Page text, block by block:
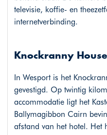
televisie, koffie- en
internetverbinding.
Knockranny
In Wesport is het
gevestigd. Op twintig
accommodatie ligt het
Ballymagibbon Cairn
afstand van het hotel. Het